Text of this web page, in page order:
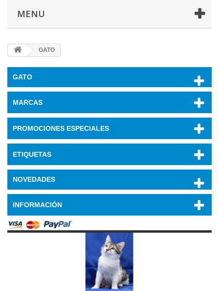
MENU
GATO
GATO
MARCAS
PROMOCIONES ESPECIALES
ETIQUETAS
NOVEDADES
INFORMACIÓN